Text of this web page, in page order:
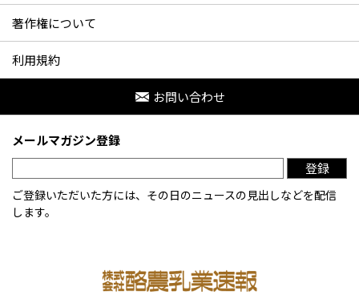
著作権について
利用規約
お問い合わせ
メールマガジン登録
登録
ご登録いただいた方には、その日のニュースの見出しなどを配信
します。